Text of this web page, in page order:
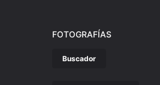
FOTOGRAFÍAS
Buscador